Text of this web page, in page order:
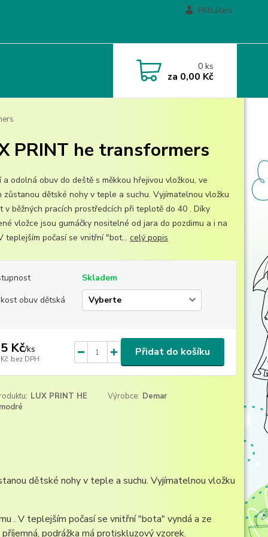
Přihlášení
0ks
za 0,00 Kč
PRINT he transformers
a odolná obuv do deště s měkkou hřejivou vložkou, ve
zůstanou dětské nohy v teple a suchu. Vyjímatelnou vložku
v běžných pracích prostředcích při teplotě do 40 . Díky
vložce jsou gumáčky nositelné od jara do pozdimu a i na
teplejším počasí se vnitřní "bot... celý popis
Skladem
obuv dětská
Kč/ks
bez DPH
Přidat do košíku
LUX PRINT HE Výrobce: Demar
dětské nohy v teple a suchu. Vyjímatelnou vložku
. V teplejším počasí se vnitřní "bota" vyndá a ze
podrážka má protiskluzový vzorek.